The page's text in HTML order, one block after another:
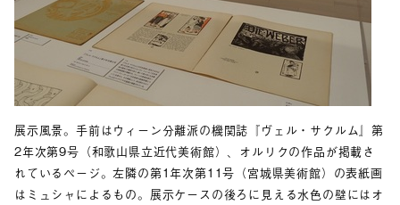
展示風景。手前はウィーン分離派の機関誌『ヴェル・サクルム』第
2年次第9号（和歌山県立近代美術館）、オルリクの作品が掲載さ
れているページ。左隣の第1年次第11号（宮城県美術館）の表紙画
はミュシャによるもの。展示ケースの後ろに見える水色の壁にはオ